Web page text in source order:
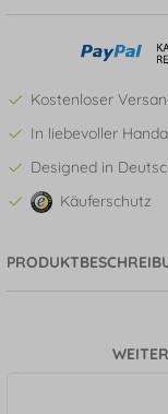
Kostenloser
In liebevoller
Designed in
Käuferschutz